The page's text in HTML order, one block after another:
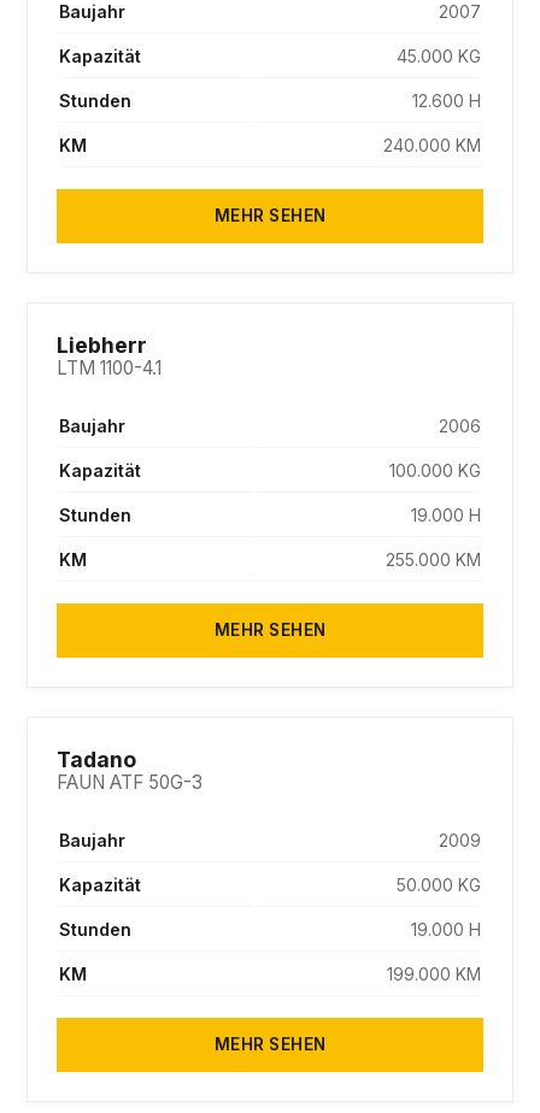
Baujahr 2007
Kapazität 45.000 KG
Stunden 12.600 H
KM 240.000 KM
MEHR SEHEN
Liebherr
LTM 1100-4.1
Baujahr 2006
Kapazität 100.000 KG
Stunden 19.000 H
KM 255.000 KM
MEHR SEHEN
Tadano
FAUN ATF 50G-3
Baujahr 2009
Kapazität 50.000 KG
Stunden 19.000 H
KM 199.000 KM
MEHR SEHEN